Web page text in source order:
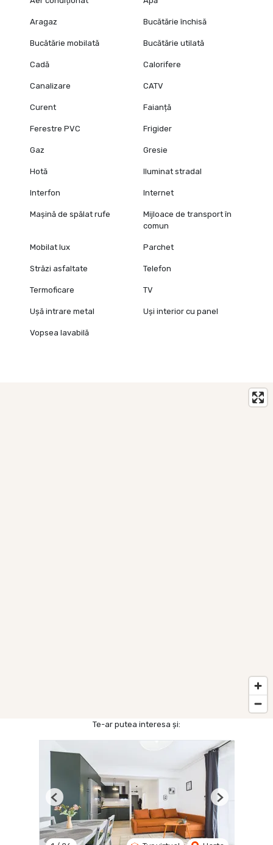
Aragaz Bucătărie închisă
Bucătărie mobilată Bucătărie utilată
Cadă Calorifere
Canalizare CATV
Curent Faianță
Ferestre PVC Frigider
Gaz Gresie
Hotă Iluminat stradal
Interfon Internet
Mașină de spălat rufe
Mijloace de transport în
comun
Mobilat lux Parchet
Străzi asfaltate Telefon
Termoficare TV
Ușă intrare metal Uși interior cu panel
Vopsea lavabilă
Te-ar putea interesa și:
Previous Next